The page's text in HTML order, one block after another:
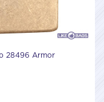
28496 Armor